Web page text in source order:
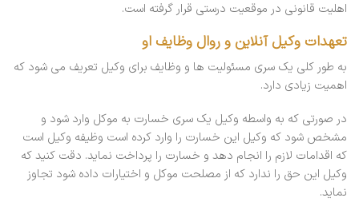
اهلیت قانونی در موقعیت درستی قرار گرفته است.
تعهدات وکیل آنلاین و روال وظایف او
به طور کلی یک سری مسئولیت ها و وظایف برای وکیل تعریف می شود که
اهمیت زیادی دارد.
در صورتی که به واسطه وکیل یک سری خسارت به موکل وارد شود و
مشخص شود که وکیل این خسارت را وارد کرده است وظیفه وکیل است
که اقدامات لازم را انجام دهد و خسارت را پرداخت نماید. دقت کنید که
وکیل این حق را ندارد که از مصلحت موکل و اختیارات داده شود تجاوز
نماید.